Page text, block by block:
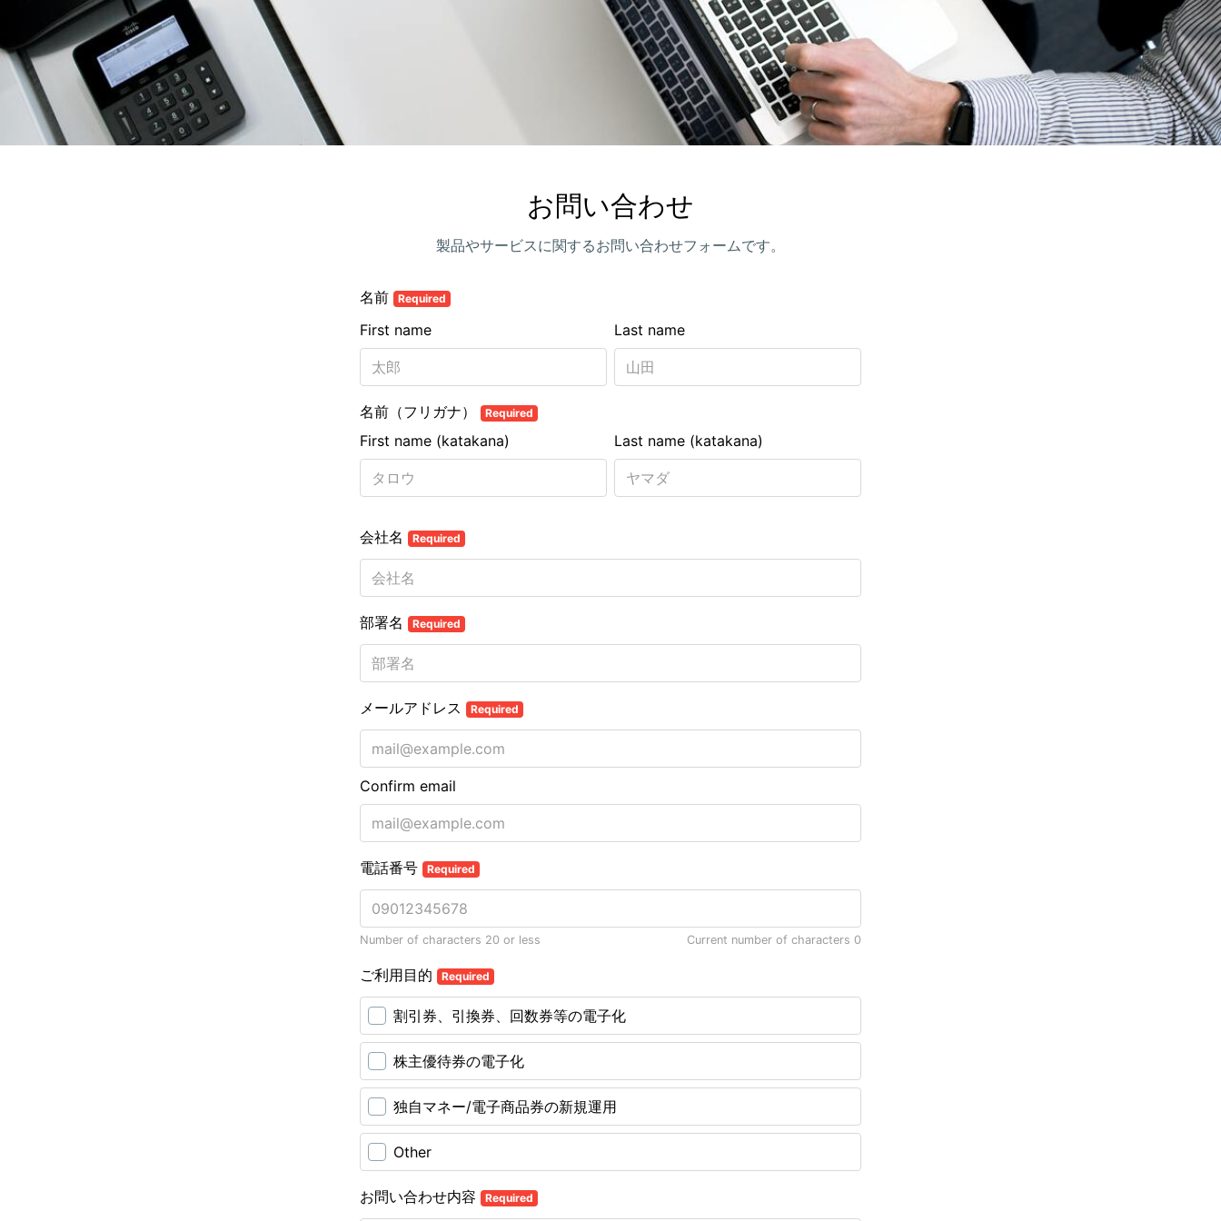
お問い合わせ
製品やサービスに関するお問い合わせフォームです。
名前 Required
Last name
First name
名前（フリガナ） Required
Last name (katakana)
First name (katakana)
会社名 Required
部署名 Required
メールアドレス Required
Confirm email
電話番号 Required
Number of characters 20 or less Current number of characters 0
ご利用目的 Required
割引券、引換券、回数券等の電子化
株主優待券の電子化
独自マネー/電子商品券の新規運用
Other
お問い合わせ内容 Required